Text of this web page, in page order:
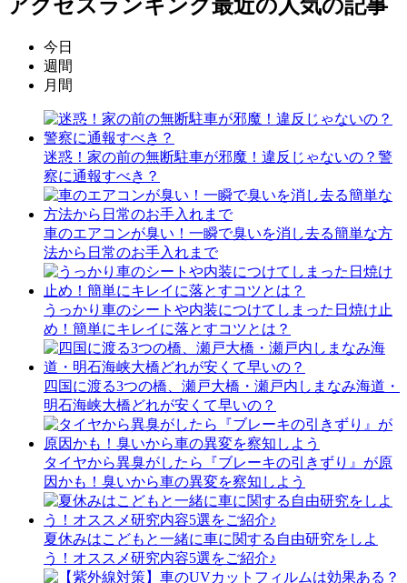
アクセスランキング最近の人気の記事
今日
週間
月間
迷惑！家の前の無断駐車が邪魔！違反じゃないの？警
察に通報すべき？
車のエアコンが臭い！一瞬で臭いを消し去る簡単な方
法から日常のお手入れまで
うっかり車のシートや内装につけてしまった日焼け止
め！簡単にキレイに落とすコツとは？
四国に渡る3つの橋、瀬戸大橋・瀬戸内しまなみ海道・
明石海峡大橋どれが安くて早いの？
タイヤから異臭がしたら『ブレーキの引きずり』が原
因かも！臭いから車の異変を察知しよう
夏休みはこどもと一緒に車に関する自由研究をしよ
う！オススメ研究内容5選をご紹介♪